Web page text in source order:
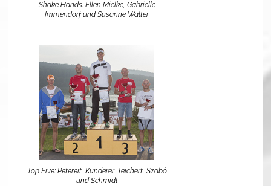
Shake Hands: Ellen Mielke, Gabrielle
Immendorf und Susanne Walter
Top Five: Petereit, Kunderer, Teichert, Szabó
und Schmidt